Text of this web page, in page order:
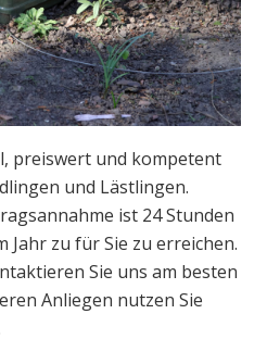
preiswert und kompetent
und Lästlingen.
Sie zu erreichen.
Sie uns am besten
Anliegen nutzen Sie